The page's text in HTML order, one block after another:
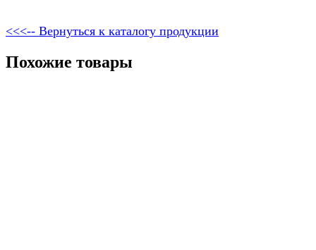
<<<-- Вернуться к каталогу продукции
Похожие товары